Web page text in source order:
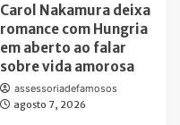
Carol Nakamura deixa
romance com Hungria
em aberto ao falar
sobre vida amorosa
assessoriadefamosos
agosto 7, 2026